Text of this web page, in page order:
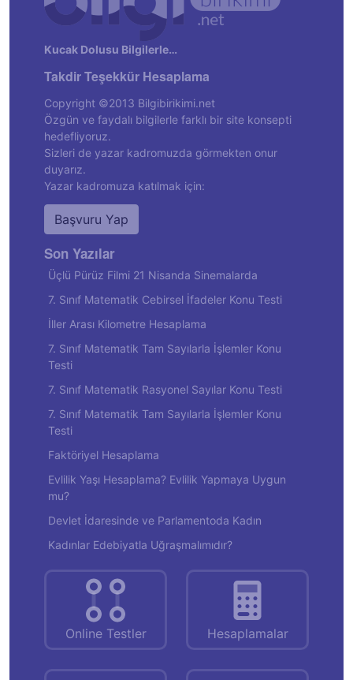
Kucak Dolusu Bilgilerle…
Takdir Teşekkür Hesaplama
Copyright ©2013 Bilgibirikimi.net
Özgün ve faydalı bilgilerle farklı bir site konsepti
hedefliyoruz.
Sizleri de yazar kadromuzda görmekten onur
duyarız.
Yazar kadromuza katılmak için:
Başvuru Yap
Son Yazılar
Üçlü Pürüz Filmi 21 Nisanda Sinemalarda
7. Sınıf Matematik Cebirsel İfadeler Konu Testi
İller Arası Kilometre Hesaplama
7. Sınıf Matematik Tam Sayılarla İşlemler Konu
Testi
7. Sınıf Matematik Rasyonel Sayılar Konu Testi
7. Sınıf Matematik Tam Sayılarla İşlemler Konu
Testi
Faktöriyel Hesaplama
Evlilik Yaşı Hesaplama? Evlilik Yapmaya Uygun
mu?
Devlet İdaresinde ve Parlamentoda Kadın
Kadınlar Edebiyatla Uğraşmalımıdır?
Online Testler Hesaplamalar